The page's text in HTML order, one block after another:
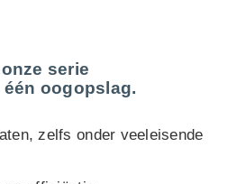
serie
oogopslag.
zelfs onder veeleisende